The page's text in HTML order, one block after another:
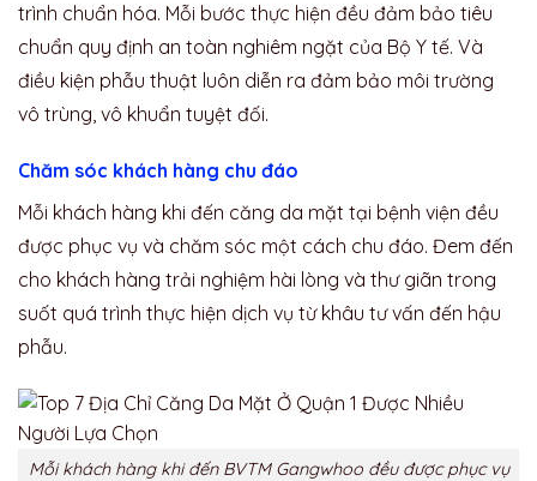
trình chuẩn hóa. Mỗi bước thực hiện đều đảm bảo tiêu
chuẩn quy định an toàn nghiêm ngặt của Bộ Y tế. Và
điều kiện phẫu thuật luôn diễn ra đảm bảo môi trường
vô trùng, vô khuẩn tuyệt đối.
Chăm sóc khách hàng chu đáo
Mỗi khách hàng khi đến căng da mặt tại bệnh viện đều
được phục vụ và chăm sóc một cách chu đáo. Đem đến
cho khách hàng trải nghiệm hài lòng và thư giãn trong
suốt quá trình thực hiện dịch vụ từ khâu tư vấn đến hậu
phẫu.
Mỗi khách hàng khi đến BVTM Gangwhoo đều được phục vụ